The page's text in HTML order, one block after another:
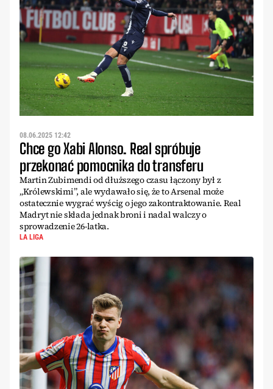
08.06.2025 12:42
Chce go Xabi Alonso. Real spróbuje
przekonać pomocnika do transferu
Martin Zubimendi od dłuższego czasu łączony był z
„Królewskimi”, ale wydawało się, że to Arsenal może
ostatecznie wygrać wyścig o jego zakontraktowanie. Real
Madryt nie składa jednak broni i nadal walczy o
sprowadzenie 26-latka.
LA LIGA